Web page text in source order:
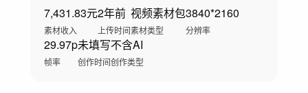
7,431.83元
素材收入
2年前
上传时间
视频素材包
素材类型
3840*2160
分辨率
29.97p
帧率
未填写
创作时间
不含AI
创作类型